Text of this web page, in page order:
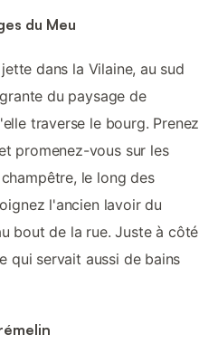
du Meu
dans la Vilaine, au sud
du paysage de
traverse le bourg. Prenez
promenez-vous sur les
le long des
l'ancien lavoir du
bout de la rue. Juste à côté
qui servait aussi de bains